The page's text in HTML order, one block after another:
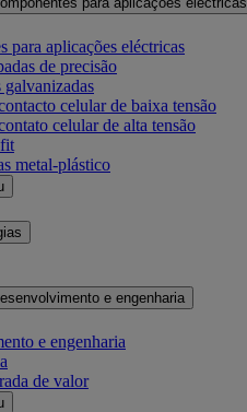
para aplicações eléctricas
de precisão
galvanizadas
celular de baixa tensão
celular de alta tensão
metal-plástico
e engenharia
e engenharia
de valor